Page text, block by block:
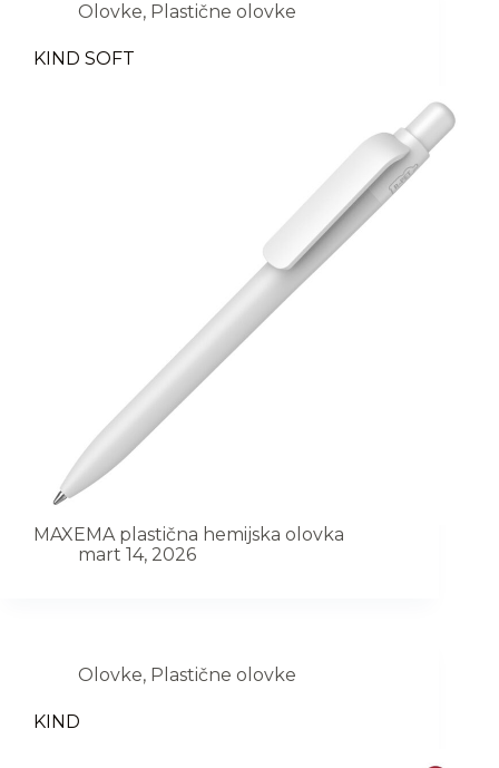
Olovke, Plastične olovke
KIND SOFT
MAXEMA plastična hemijska olovka
mart 14, 2026
Olovke, Plastične olovke
KIND